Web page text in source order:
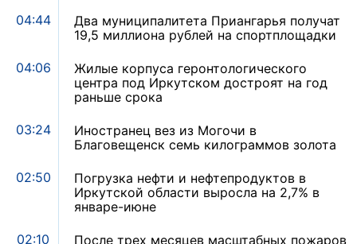
04:44
Два муниципалитета Приангарья получат
19,5 миллиона рублей на спортплощадки
04:06
Жилые корпуса геронтологического
центра под Иркутском достроят на год
раньше срока
03:24
Иностранец вез из Могочи в
Благовещенск семь килограммов золота
02:50
Погрузка нефти и нефтепродуктов в
Иркутской области выросла на 2,7% в
январе-июне
02:10
После трех месяцев масштабных пожаров